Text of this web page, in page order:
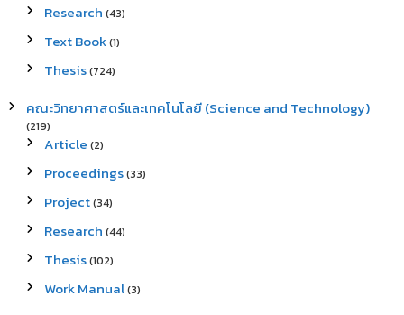
Research (43)
Text Book(1)
Thesis(724)
คณะวิทยาศาสตร์และเทคโนโลยี (Science and Technology)
(219)
Article (2)
Proceedings(33)
Project(34)
Research (44)
Thesis(102)
Work Manual(3)